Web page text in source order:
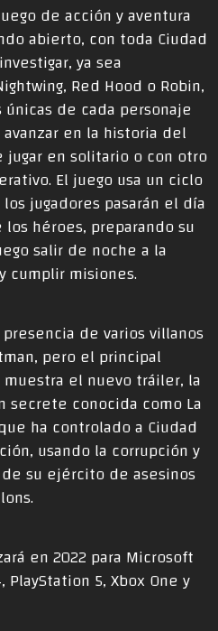
de acción y aventura
abierto, con toda Ciudad
ya sea
Red Hood o Robin,
de cada personaje
en la historia del
en solitario o con otro
El juego usa un ciclo
jugadores pasarán el día
héroes, preparando su
salir de noche a la
cumplir misiones.
de varios villanos
pero el principal
el nuevo tráiler, la
secrete conocida como La
ha controlado a Ciudad
usando la corrupción y
su ejército de asesinos
en 2022 para Microsoft
5, Xbox One y